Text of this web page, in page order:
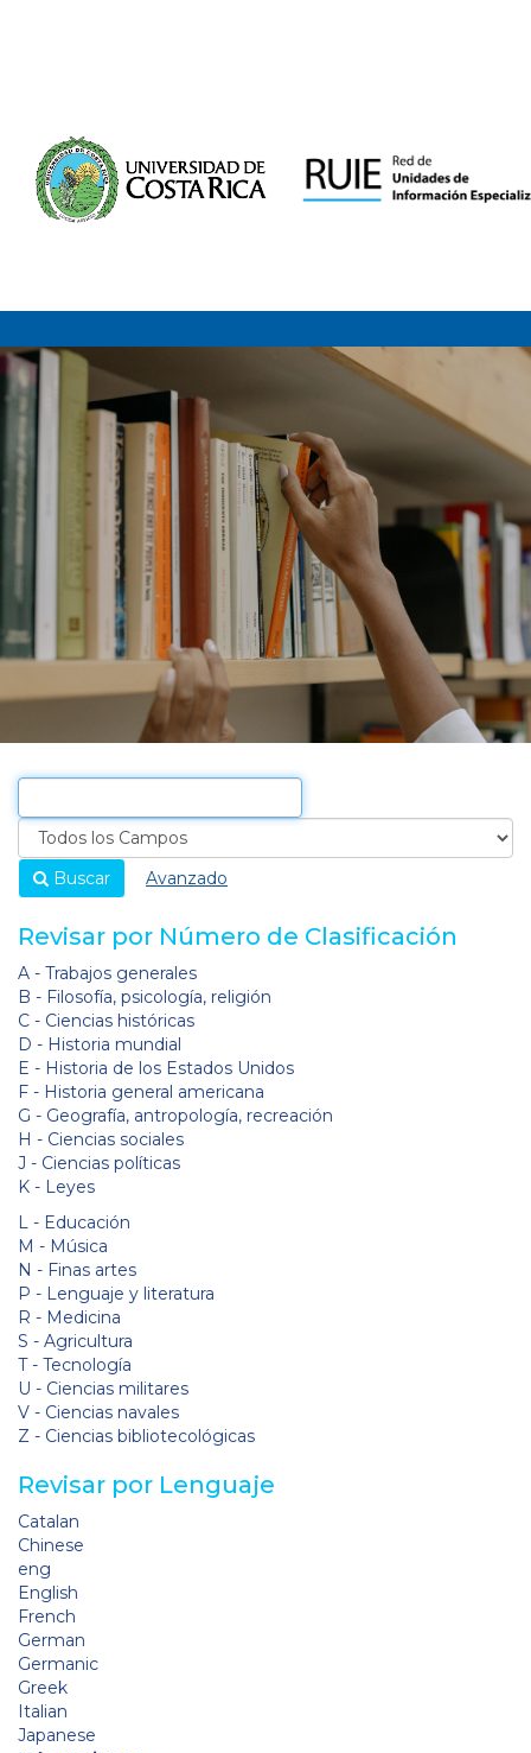
Buscar Avanzado
Revisar por Número de Clasificación
A - Trabajos generales
B - Filosofía, psicología, religión
C - Ciencias históricas
D - Historia mundial
E - Historia de los Estados Unidos
F - Historia general americana
G - Geografía, antropología, recreación
H - Ciencias sociales
J - Ciencias políticas
K - Leyes
L - Educación
M - Música
N - Finas artes
P - Lenguaje y literatura
R - Medicina
S - Agricultura
T - Tecnología
U - Ciencias militares
V - Ciencias navales
Z - Ciencias bibliotecológicas
Revisar por Lenguaje
Catalan
Chinese
eng
English
French
German
Germanic
Greek
Italian
Japanese